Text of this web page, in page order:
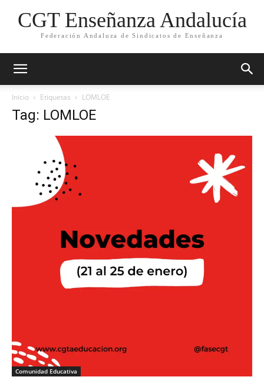
CGT Enseñanza Andalucía
Federación Andaluza de Sindicatos de Enseñanza
Inicio Etiquetas LOMLOE
Tag: LOMLOE
Comunidad Educativa